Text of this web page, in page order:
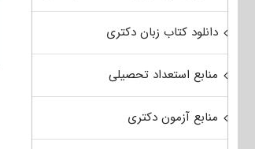
دانلود کتاب زبان دکتری
منابع استعداد تحصیلی
منابع آزمون دکتری